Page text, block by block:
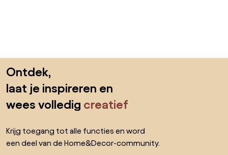
Ontdek,
laat je inspireren en
wees volledig creatief
Krijg toegang tot alle functies en word
een deel van de Home&Decor-community.